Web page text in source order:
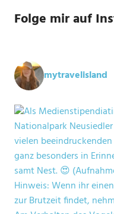
Folge mir auf
mytravelisland